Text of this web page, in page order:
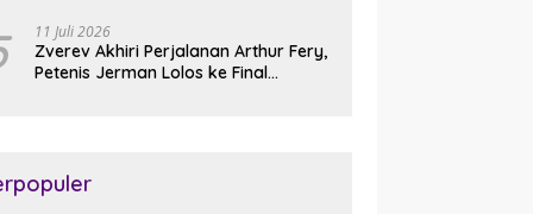
11 Juli 2026
Zverev Akhiri Perjalanan Arthur Fery,
Petenis Jerman Lolos ke Final